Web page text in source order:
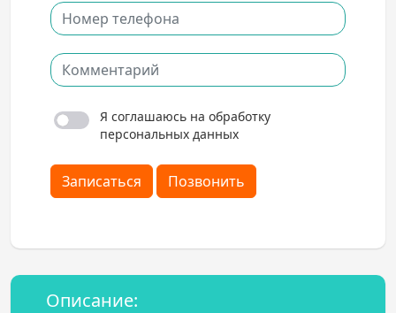
Я соглашаюсь на обработку
персональных данных
Записаться Позвонить
Описание: